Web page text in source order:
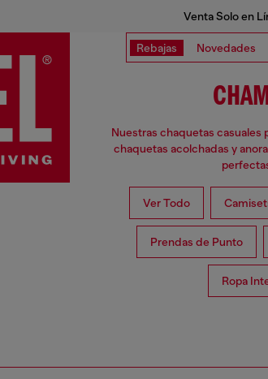
Venta Solo en
Rebajas Novedades
Nuestras chaquetas casuales
chaquetas acolchadas y
Ver Todo
Prendas de Punto
Ropa